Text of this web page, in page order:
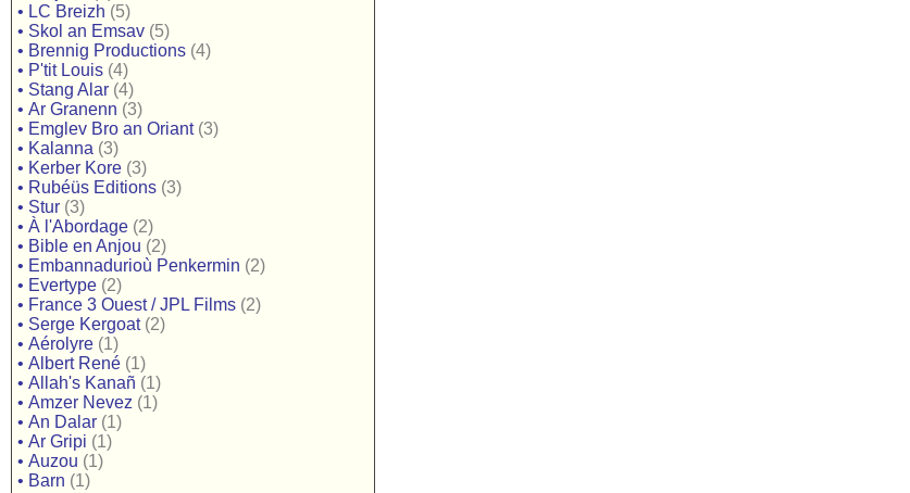
• LC Breizh (5)
• Skol an Emsav (5)
• Brennig Productions (4)
• P'tit Louis (4)
• Stang Alar (4)
• Ar Granenn (3)
• Emglev Bro an Oriant (3)
• Kalanna (3)
• Kerber Kore (3)
• Rubéüs Editions (3)
• Stur (3)
• À l'Abordage (2)
• Bible en Anjou (2)
• Embannadurioù Penkermin (2)
• Evertype (2)
• France 3 Ouest / JPL Films (2)
• Serge Kergoat (2)
• Aérolyre (1)
• Albert René (1)
• Allah's Kanañ (1)
• Amzer Nevez (1)
• An Dalar (1)
• Ar Gripi (1)
• Auzou (1)
• Barn (1)